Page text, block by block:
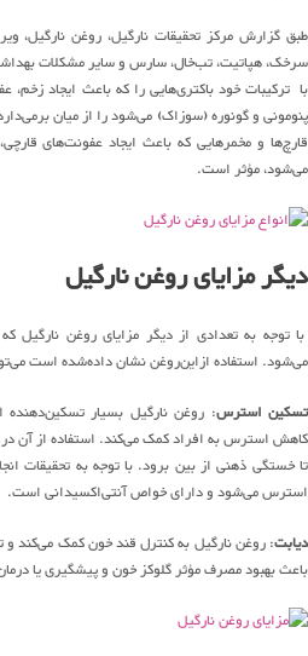
طبق گزارش مرکز تحقیقات نارگیل، روغن نارگیل،
سرخک، هپاتیت، تب‌خال، سارس و سایر مشکلات
با ترکیبات خود باکتری‌هایی را که باعث ایجاد زخم،
پنومونی و گونوره (سوزاک) می‌شود را از میان
قارچ‌ها و مخمرهایی که باعث ایجاد عفونت‌های
می‌شود، مؤثر است.
دیگر مزایای روغن نارگیل
با توجه به تعدادی از دیگر مزایای روغن
می‌شود. استفاده ازاین‌روغن نشان داده‌شده است
تسکین استرس: روغن نارگیل بسیار تسکین‌دهنده
کاهش استرس به افراد کمک می‌کند. استفاده از آن
تا خستگی ذهنی از بین برود. با توجه به تحقیقات
استرس می‌شود و دارای خواص آنتی‌اکسیدانی است.
دیابت: روغن نارگیل به کنترل قند خون کمک می‌کند
باعث بهبود مصرف مؤثر گلوکز خون و پیشگیری یا